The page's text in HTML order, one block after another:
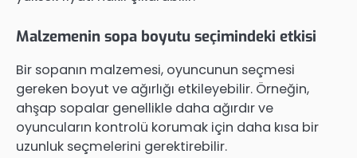
Malzemenin sopa boyutu seçimindeki etkisi
Bir sopanın malzemesi, oyuncunun seçmesi
gereken boyut ve ağırlığı etkileyebilir. Örneğin,
ahşap sopalar genellikle daha ağırdır ve
oyuncuların kontrolü korumak için daha kısa bir
uzunluk seçmelerini gerektirebilir.